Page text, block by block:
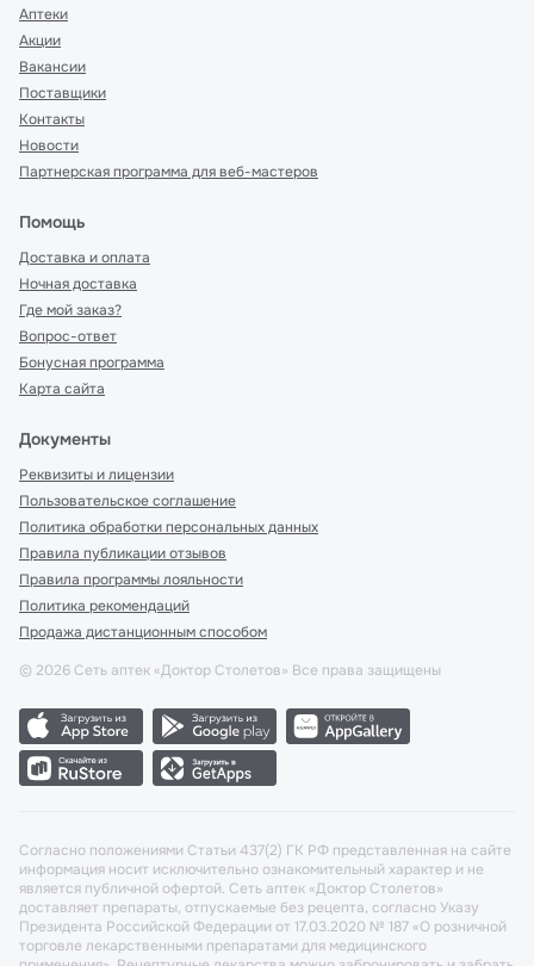
Аптеки
Акции
Вакансии
Поставщики
Контакты
Новости
Партнерская программа для веб-мастеров
Помощь
Доставка и оплата
Ночная доставка
Где мой заказ?
Вопрос-ответ
Бонусная программа
Карта сайта
Документы
Реквизиты и лицензии
Пользовательское соглашение
Политика обработки персональных данных
Правила публикации отзывов
Правила программы лояльности
Политика рекомендаций
Продажа дистанционным способом
© 2026 Сеть аптек «Доктор Столетов» Все права защищены
Согласно положениями Статьи 437(2) ГК РФ представленная на сайте
информация носит исключительно ознакомительный характер и не
является публичной офертой. Сеть аптек «Доктор Столетов»
доставляет препараты, отпускаемые без рецепта, согласно Указу
Президента Российской Федерации от 17.03.2020 № 187 «О розничной
торговле лекарственными препаратами для медицинского